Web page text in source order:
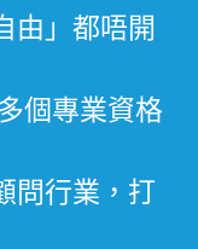
由」都唔開
個專業資格
問行業，打